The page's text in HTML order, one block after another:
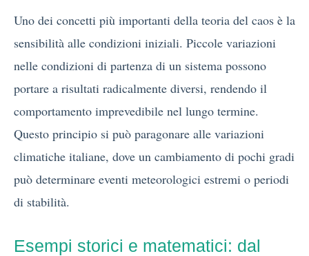
Uno dei concetti più importanti della teoria del caos è la
sensibilità alle condizioni iniziali. Piccole variazioni
nelle condizioni di partenza di un sistema possono
portare a risultati radicalmente diversi, rendendo il
comportamento imprevedibile nel lungo termine.
Questo principio si può paragonare alle variazioni
climatiche italiane, dove un cambiamento di pochi gradi
può determinare eventi meteorologici estremi o periodi
di stabilità.
Esempi storici e matematici: dal